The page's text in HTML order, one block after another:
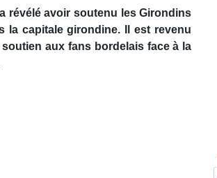
révélé avoir soutenu les Girondins
la capitale girondine. Il est revenu
aux fans bordelais face à la